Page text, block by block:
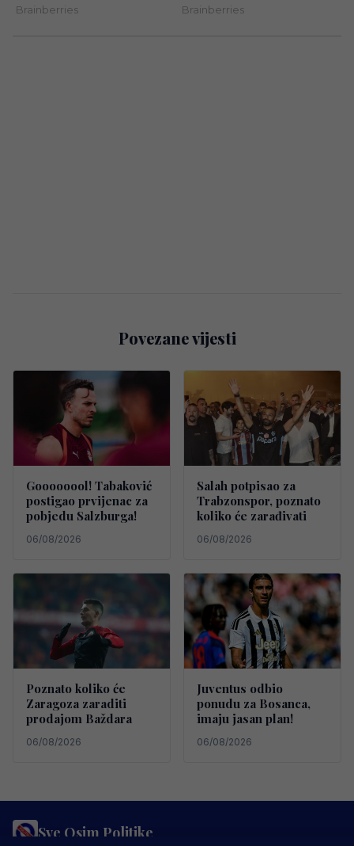
Povezane vijesti
Goooooool! Tabaković
postigao prvijenac za
pobjedu Salzburga!
06/08/2026
Salah potpisao za
Trabzonspor, poznato
koliko će zarađivati
06/08/2026
Poznato koliko će
Zaragoza zaraditi
prodajom Baždara
06/08/2026
Juventus odbio
ponudu za Bosanca,
imaju jasan plan!
06/08/2026
Sve Osim Politike